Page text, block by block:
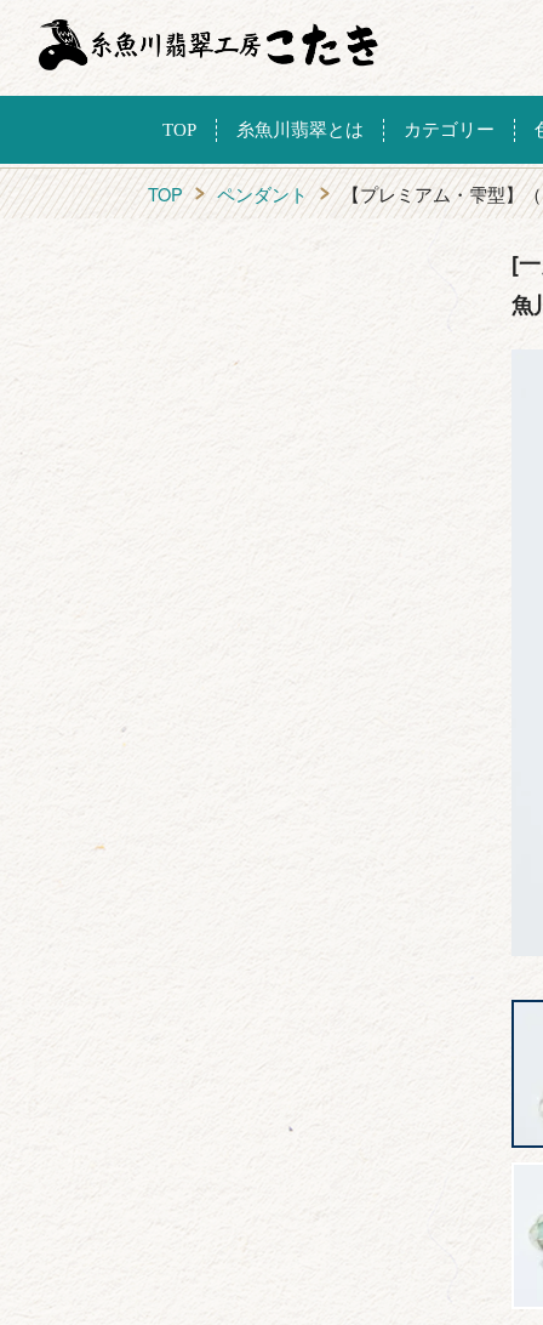
TOP 糸魚川翡翠とは カテゴリー
TOP ペンダント 【プレミアム・雫型】
[
魚